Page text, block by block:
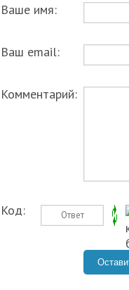
Ваше имя:
Ваш email:
Комментарий:
Код: